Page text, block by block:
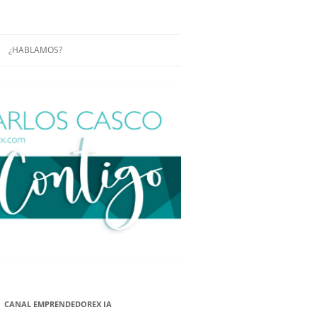
EN
DE
NUEVA
¿HABLAMOS?
CONÓCENOS UN POCO MÁS
CANAL EMPRENDEDOREX IA